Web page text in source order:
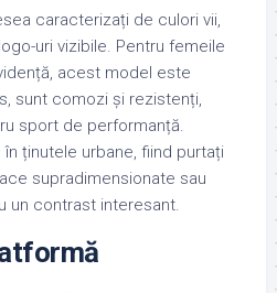
caracterizați de culori vii,
uri vizibile. Pentru femeile
acest model este
sunt comozi și rezistenți,
sport de performanță.
ținutele urbane, fiind purtați
supradimensionate sau
un contrast interesant.